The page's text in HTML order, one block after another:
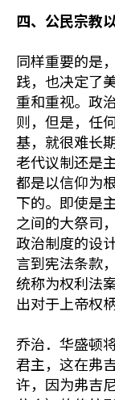
四、公民宗教
同样重要的是
践，也决定了
重和重视。政
则，但是，任
基，就很难长
老代议制还是
都是以信仰为
下的。即使是
之间的大祭司
政治制度的设
言到宪法条款
统称为权利法
出对于上帝权
乔治．华盛顿
君主，这在弗
许，因为弗吉